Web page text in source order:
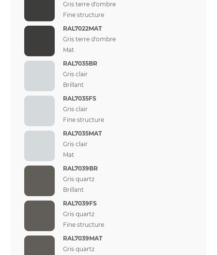
Gris terre d'ombre
Fine structure
RAL7022MAT
Gris terre d'ombre
Mat
RAL7035BR
Gris clair
Brillant
RAL7035FS
Gris clair
Fine structure
RAL7035MAT
Gris clair
Mat
RAL7039BR
Gris quartz
Brillant
RAL7039FS
Gris quartz
Fine structure
RAL7039MAT
Gris quartz